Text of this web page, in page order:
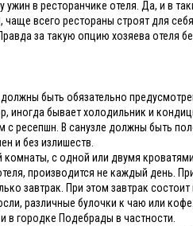
ужин в ресторанчике отеля. Да, и в
чаще всего рестораны строят для
за такую опцию хозяева отеля
быть обязательно
иногда бывает холодильник и
с ресепшн. В санузле должны быть
и без излишеств.
комнаты, с одной или двумя
производится не каждый день.
завтрак. При этом завтрак
различные булочки к чаю или
в городке Подебрады в частности.